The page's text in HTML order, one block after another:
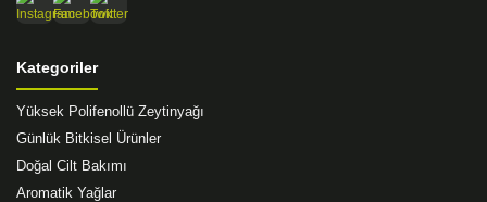
Kategoriler
Yüksek Polifenollü Zeytinyağı
Günlük Bitkisel Ürünler
Doğal Cilt Bakımı
Aromatik Yağlar